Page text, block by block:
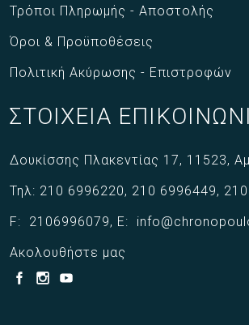
Τρόποι Πληρωμής - Αποστολής
Όροι & Προϋποθέσεις
Πολιτική Ακύρωσης - Επιστροφών
ΣΤΟΙΧΕΙΑ
Δουκίσσης Πλακεντίας 17, 11523,
Τηλ: 210 6996220, 210 6996449,
F: 2106996079, E:
Ακολουθήστε μας